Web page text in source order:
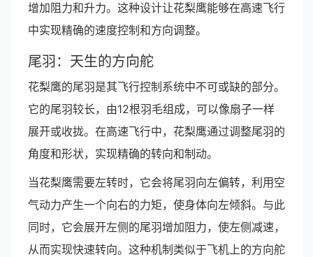
增加阻力和升力。这种设计让花梨鹰能够在高速飞行
中实现精确的速度控制和方向调整。
尾羽：天生的方向舵
花梨鹰的尾羽是其飞行控制系统中不可或缺的部分。
它的尾羽较长，由12根羽毛组成，可以像扇子一样
展开或收拢。在高速飞行中，花梨鹰通过调整尾羽的
角度和形状，实现精确的转向和制动。
当花梨鹰需要左转时，它会将尾羽向左偏转，利用空
气动力产生一个向右的力矩，使身体向左倾斜。与此
同时，它会展开左侧的尾羽增加阻力，使左侧减速，
从而实现快速转向。这种机制类似于飞机上的方向舵